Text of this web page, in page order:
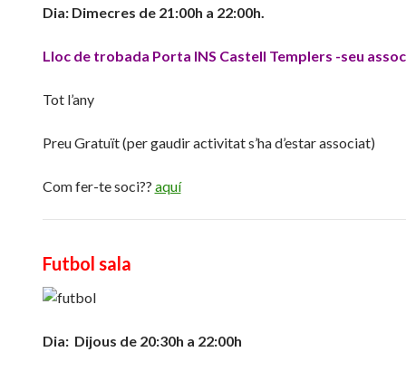
Dia: Dimecres de 21:00h a 22:00h.
Lloc de trobada Porta INS Castell Templers -seu
Tot l’any
Preu Gratuït (per gaudir activitat s’ha d’estar associat)
Com fer-te soci?? aquí
Futbol sala
Dia: Dijous de 20:30h a 22:00h